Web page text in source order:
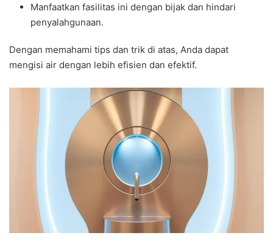
Manfaatkan fasilitas ini dengan bijak dan hindari
penyalahgunaan.
Dengan memahami tips dan trik di atas, Anda dapat
mengisi air dengan lebih efisien dan efektif.